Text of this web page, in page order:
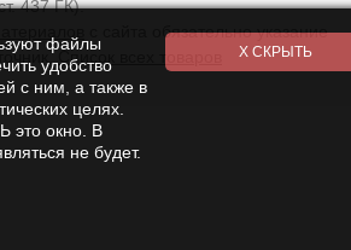
437 ГК).
с сайта обязательно указание
Список всех товаров
файлы
удобство
с ним, а также в
целях.
это окно. В
не будет.